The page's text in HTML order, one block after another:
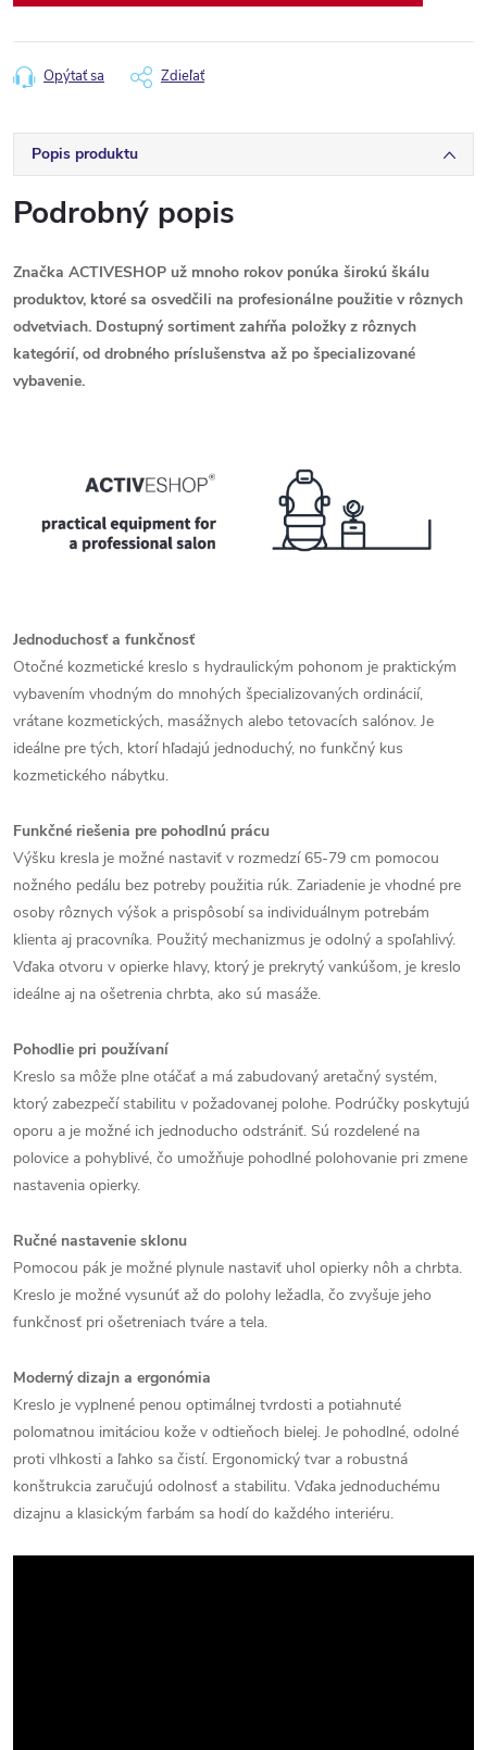
Opýtať sa Zdieľať
Popis produktu
Podrobný popis
Značka ACTIVESHOP už mnoho rokov ponúka širokú škálu
produktov, ktoré sa osvedčili na profesionálne použitie v rôznych
odvetviach. Dostupný sortiment zahŕňa položky z rôznych
kategórií, od drobného príslušenstva až po špecializované
vybavenie.
Jednoduchosť a funkčnosť
Otočné kozmetické kreslo s hydraulickým pohonom je praktickým
vybavením vhodným do mnohých špecializovaných ordinácií,
vrátane kozmetických, masážnych alebo tetovacích salónov. Je
ideálne pre tých, ktorí hľadajú jednoduchý, no funkčný kus
kozmetického nábytku.
Funkčné riešenia pre pohodlnú prácu
Výšku kresla je možné nastaviť v rozmedzí 65-79 cm pomocou
nožného pedálu bez potreby použitia rúk. Zariadenie je vhodné pre
osoby rôznych výšok a prispôsobí sa individuálnym potrebám
klienta aj pracovníka. Použitý mechanizmus je odolný a spoľahlivý.
Vďaka otvoru v opierke hlavy, ktorý je prekrytý vankúšom, je kreslo
ideálne aj na ošetrenia chrbta, ako sú masáže.
Pohodlie pri používaní
Kreslo sa môže plne otáčať a má zabudovaný aretačný systém,
ktorý zabezpečí stabilitu v požadovanej polohe. Podrúčky poskytujú
oporu a je možné ich jednoducho odstrániť. Sú rozdelené na
polovice a pohyblivé, čo umožňuje pohodlné polohovanie pri zmene
nastavenia opierky.
Ručné nastavenie sklonu
Pomocou pák je možné plynule nastaviť uhol opierky nôh a chrbta.
Kreslo je možné vysunúť až do polohy ležadla, čo zvyšuje jeho
funkčnosť pri ošetreniach tváre a tela.
Moderný dizajn a ergonómia
Kreslo je vyplnené penou optimálnej tvrdosti a potiahnuté
polomatnou imitáciou kože v odtieňoch bielej. Je pohodlné, odolné
proti vlhkosti a ľahko sa čistí. Ergonomický tvar a robustná
konštrukcia zaručujú odolnosť a stabilitu. Vďaka jednoduchému
dizajnu a klasickým farbám sa hodí do každého interiéru.